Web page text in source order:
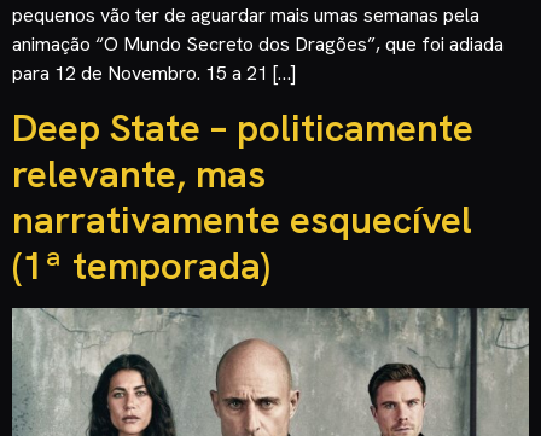
pequenos vão ter de aguardar mais umas semanas pela
animação “O Mundo Secreto dos Dragões”, que foi adiada
para 12 de Novembro. 15 a 21 […]
Deep State – politicamente
relevante, mas
narrativamente esquecível
(1ª temporada)